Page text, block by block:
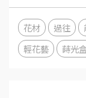
花材 過往
輕花藝
蒔光